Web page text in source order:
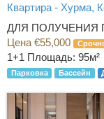
Квартира - Хурма,
ДЛЯ
Цена €55,000
1+1 Площадь: 95м²
Парковка Бассейн